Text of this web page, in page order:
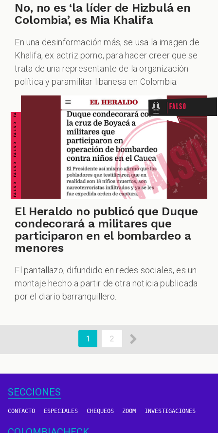
No, no es ‘la líder de Hizbulá en
Colombia’, es Mia Khalifa
En una desinformación más, se usa la imagen de
Khalifa, ex actriz porno, para hacer creer que se
trata de una representante de la organización
política y paramilitar libanesa en Colombia.
FALSO FALSO FALSO FALSO FALSO FALSO FALSO Falso
El Heraldo no publicó que Duque
condecorará a militares que
participaron en el bombardeo a
menores
El pantallazo, difundido en redes sociales, es un
montaje hecho a partir de otra noticia publicada
por el diario barranquillero.
Página
actual
1 Page
2
Siguiente
SECCIONES
CONTACTO ESPECIALES CHEQUEOS ZOOM INVESTIGACIONES